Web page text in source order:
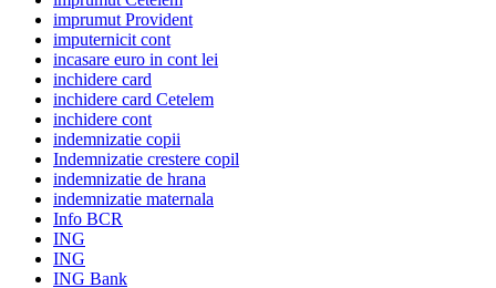
imprumut Provident
imputernicit cont
incasare euro in cont lei
inchidere card
inchidere card Cetelem
inchidere cont
indemnizatie copii
Indemnizatie crestere copil
indemnizatie de hrana
indemnizatie maternala
Info BCR
ING
ING
ING Bank